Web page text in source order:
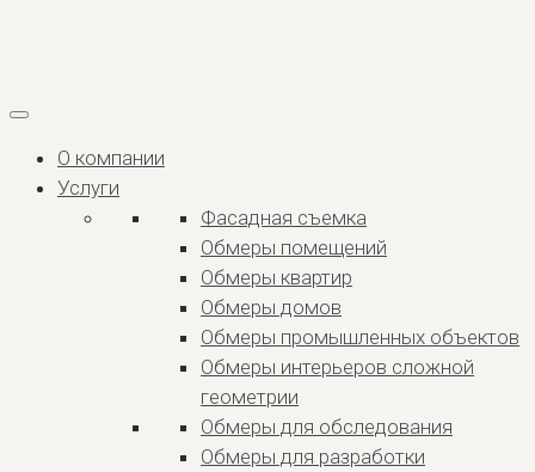
О компании
Услуги
Фасадная съемка
Обмеры помещений
Обмеры квартир
Обмеры домов
Обмеры промышленных объектов
Обмеры интерьеров сложной
геометрии
Обмеры для обследования
Обмеры для разработки